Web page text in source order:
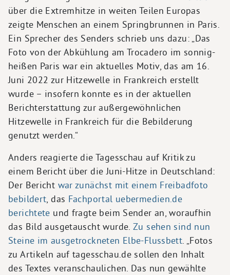
über die Extremhitze in weiten Teilen Europas
zeigte Menschen an einem Springbrunnen in Paris.
Ein Sprecher des Senders schrieb uns dazu: „Das
Foto von der Abkühlung am Trocadero im sonnig-
heißen Paris war ein aktuelles Motiv, das am 16.
Juni 2022 zur Hitzewelle in Frankreich erstellt
wurde – insofern konnte es in der aktuellen
Berichterstattung zur außergewöhnlichen
Hitzewelle in Frankreich für die Bebilderung
genutzt werden.“
Anders reagierte die Tagesschau auf Kritik zu
einem Bericht über die Juni-Hitze in Deutschland:
Der Bericht war zunächst mit einem Freibadfoto
bebildert, das Fachportal uebermedien.de
berichtete und fragte beim Sender an, woraufhin
das Bild ausgetauscht wurde.Zu sehen sind nun
Steine im ausgetrockneten Elbe-Flussbett. „Fotos
zu Artikeln auf tagesschau.de sollen den Inhalt
des Textes veranschaulichen. Das nun gewählte